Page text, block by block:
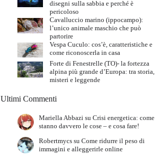
disegni sulla sabbia e perché è
pericoloso
Cavalluccio marino (ippocampo):
l’unico animale maschio che può
partorire
Vespa Cuculo: cos’è, caratteristiche e
come riconoscerla in casa
Forte di Fenestrelle (TO)- la fortezza
alpina più grande d’Europa: tra storia,
misteri e leggende
Ultimi Commenti
Mariella Abbazi su Crisi energetica: come
stanno davvero le cose – e cosa fare!
Robertmycssu Come ridurre il peso di
immagini e alleggerirle online